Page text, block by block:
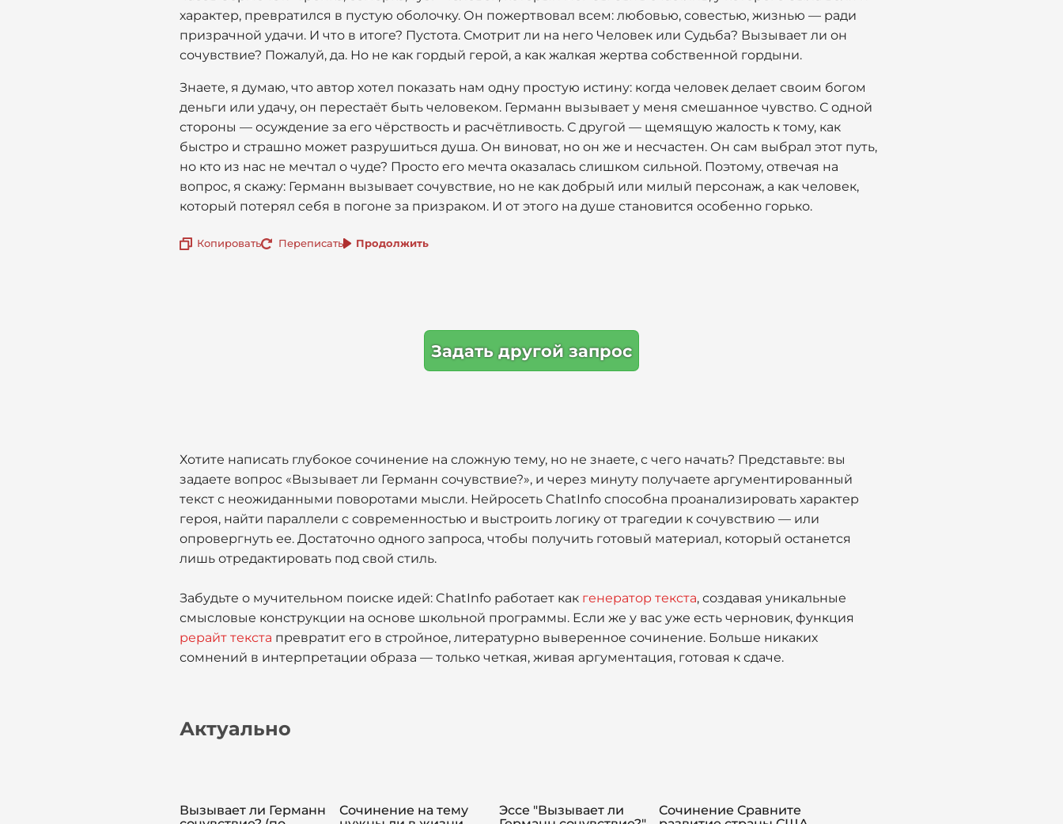
характер, превратился в пустую оболочку. Он пожертвовал всем: любовью, совестью, жизнью — ради
призрачной удачи. И что в итоге? Пустота. Смотрит ли на него Человек или Судьба? Вызывает ли он
сочувствие? Пожалуй, да. Но не как гордый герой, а как жалкая жертва собственной гордыни.
Знаете, я думаю, что автор хотел показать нам одну простую истину: когда человек делает своим богом
деньги или удачу, он перестаёт быть человеком. Германн вызывает у меня смешанное чувство. С одной
стороны — осуждение за его чёрствость и расчётливость. С другой — щемящую жалость к тому, как
быстро и страшно может разрушиться душа. Он виноват, но он же и несчастен. Он сам выбрал этот путь,
но кто из нас не мечтал о чуде? Просто его мечта оказалась слишком сильной. Поэтому, отвечая на
вопрос, я скажу: Германн вызывает сочувствие, но не как добрый или милый персонаж, а как человек,
который потерял себя в погоне за призраком. И от этого на душе становится особенно горько.
Копировать Переписать Продолжить
Задать другой запрос
Хотите написать глубокое сочинение на сложную тему, но не знаете, с чего начать? Представьте: вы
задаете вопрос «Вызывает ли Германн сочувствие?», и через минуту получаете аргументированный
текст с неожиданными поворотами мысли. Нейросеть ChatInfo способна проанализировать характер
героя, найти параллели с современностью и выстроить логику от трагедии к сочувствию — или
опровергнуть ее. Достаточно одного запроса, чтобы получить готовый материал, который останется
лишь отредактировать под свой стиль.
Забудьте о мучительном поиске идей: ChatInfo работает как генератор текста, создавая уникальные
смысловые конструкции на основе школьной программы. Если же у вас уже есть черновик, функция
рерайт текста превратит его в стройное, литературно выверенное сочинение. Больше никаких
сомнений в интерпретации образа — только четкая, живая аргументация, готовая к сдаче.
Актуально
Вызывает ли Германн
Сочинение на тему
Эссе "Вызывает ли
Сочинение Сравните